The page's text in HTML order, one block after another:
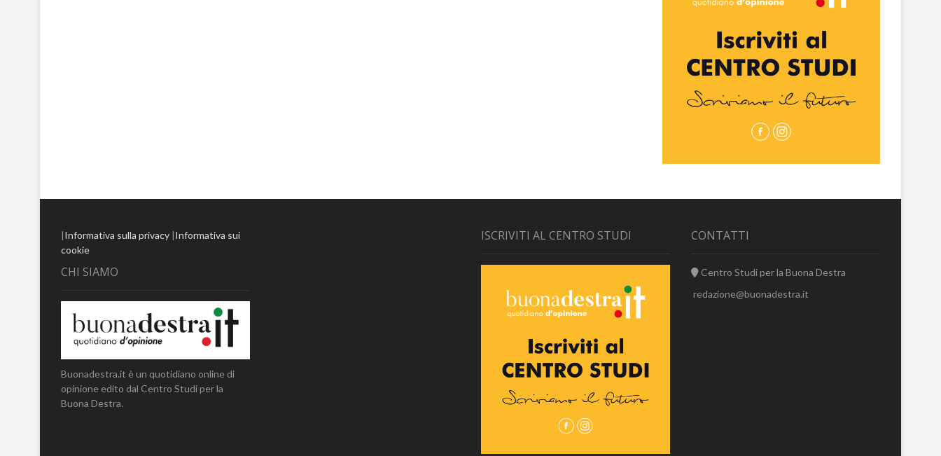
|Informativa sulla privacy |Informativa sui
cookie
CHI SIAMO
Buonadestra.it è un quotidiano online di
opinione edito dal Centro Studi per la
Buona Destra.
ISCRIVITI AL CENTRO STUDI CONTATTI
Centro Studi per la Buona Destra
redazione@buonadestra.it